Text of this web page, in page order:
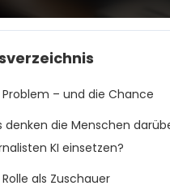
Problem – und die Chance
denken die Menschen
KI einsetzen?
als Zuschauer